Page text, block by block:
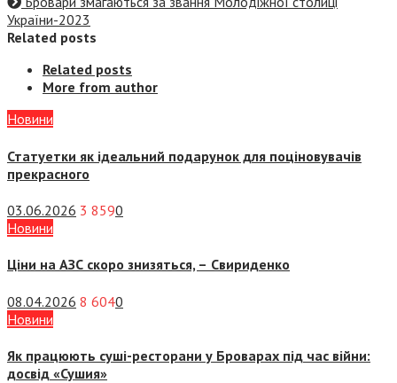
України-2023
Related posts
Related posts
More from author
Новини
Статуетки як ідеальний подарунок для поціновувачів
прекрасного
03.06.2026 3 8590
Новини
Ціни на АЗС скоро знизяться, – Свириденко
08.04.2026 8 6040
Новини
Як працюють суші-ресторани у Броварах під час війни:
досвід «Сушия»